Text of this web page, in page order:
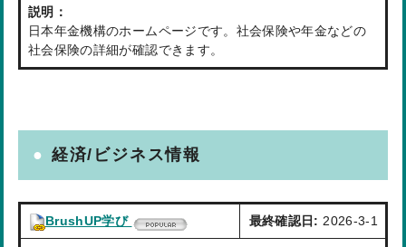
説明：
日本年金機構のホームページです。社会保険や年金などの
社会保険の詳細が確認できます。
経済/ビジネス情報
BrushUP学び 最終確認日:2026-3-1